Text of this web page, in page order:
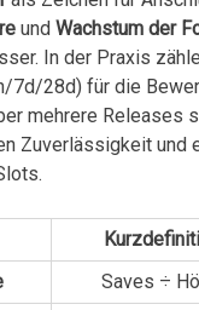
​und Wachstum der⁢
In der Praxis
7d/28d) für die
mehrere Releases
Zuverlässigkeit und
Saves‍ ÷